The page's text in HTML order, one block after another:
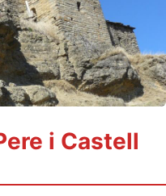
i Castell